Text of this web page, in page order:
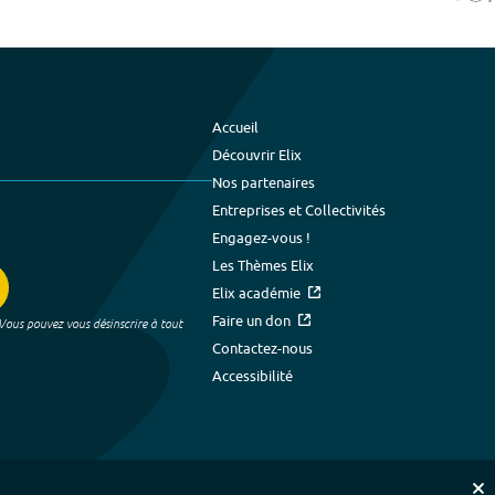
pouvez vous désinscrire à tout
Accueil
Découvrir Elix
Nos partenaires
Entreprises et Collectivités
Engagez-vous !
Les Thèmes Elix
Elix académie
Faire un don
Contactez-nous
Accessibilité